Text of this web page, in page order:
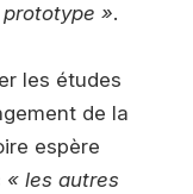
».
les études
de la
espère
« les autres